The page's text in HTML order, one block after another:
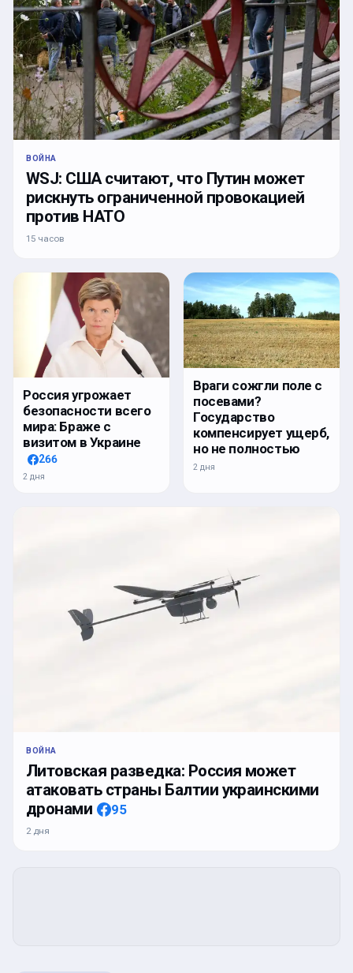
ВОЙНА
WSJ: США считают, что Путин может
рискнуть ограниченной провокацией
против НАТО
15 часов
Россия угрожает
безопасности всего
мира: Браже с
визитом в Украине
266
2 дня
Враги сожгли поле с
посевами?
Государство
компенсирует ущерб,
но не полностью
2 дня
ВОЙНА
Литовская разведка: Россия может
атаковать страны Балтии украинскими
дронами
95
2 дня